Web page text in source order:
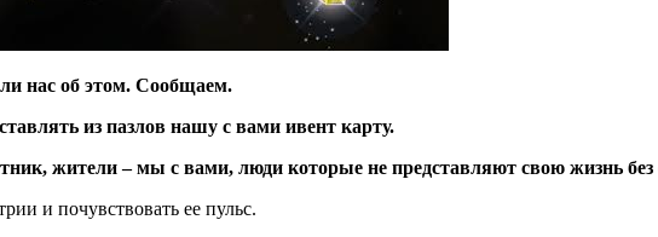
нас об этом. Сообщаем.
из пазлов нашу с вами ивент карту.
жители – мы с вами, люди которые не представляют свою жизнь без
и почувствовать ее пульс.